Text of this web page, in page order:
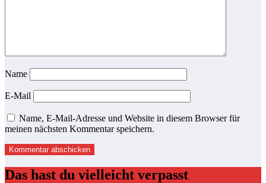
Name
E-Mail
Name, E-Mail-Adresse und Website in diesem Browser für
meinen nächsten Kommentar speichern.
Das hast du vielleicht verpasst